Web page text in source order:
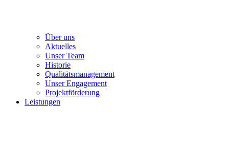
Über uns
Aktuelles
Unser Team
Historie
Qualitätsmanagement
Unser Engagement
Projektförderung
Leistungen